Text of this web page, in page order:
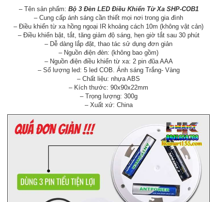
– Tên sản phẩm: Bộ 3 Đèn LED Điều Khiển Từ Xa SHP-COB1
– Cung cấp ánh sáng cần thiết mọi nơi trong gia đình
– Điều khiển từ xa hồng ngoại IR khoảng cách 10m (không vật cản)
– Điều khiển bật, tắt, tăng giảm độ sáng, hẹn giờ tắt sau 30 phút
– Dễ dàng lắp đặt, thao tác sử dụng đơn giản
– Nguồn điện đèn: (không bao gồm)
– Nguồn điện điều khiển từ xa: 2 pin đũa AAA
– Số lượng led: 5 led COB. Ánh sáng Trắng- Vàng
– Chất liệu: nhựa ABS
– Kích thước: 90x90x22mm
– Trọng lượng: 300g
– Xuất xứ: China